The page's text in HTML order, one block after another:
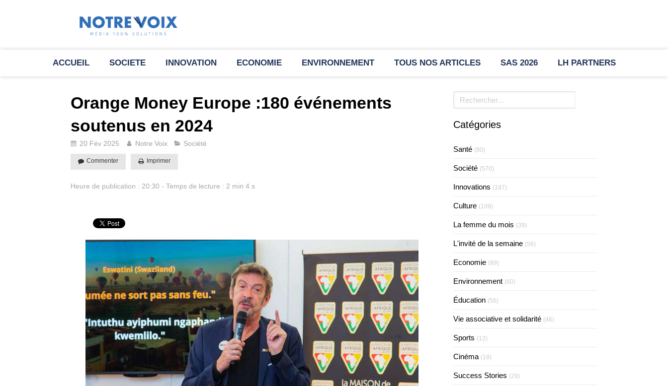
ACCUEIL SOCIETE INNOVATION ECONOMIE ENVIRONNEMENT TOUS NOS ARTICLES SAS 2026 LH PARTNERS
Orange Money Europe :180 événements
soutenus en 2024
20 Fév 2025 Notre Voix Société
Commenter Imprimer
Heure de publication : 20:30 - Temps de lecture : 2 min 4 s
Rechercher
Catégories
Santé (80)
Société (570)
Innovations (197)
Culture (109)
La femme du mois (39)
L'invité de la semaine (56)
Economie (89)
Environnement (60)
Éducation (56)
Vie associative et solidarité (46)
Sports (12)
Cinéma (18)
Success Stories (29)